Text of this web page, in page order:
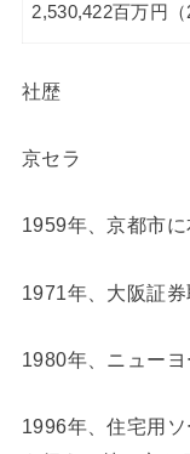
2,530,422百万円（
社歴
京セラ
1959年、京都市
1971年、大阪証
1980年、ニュー
1996年、住宅用